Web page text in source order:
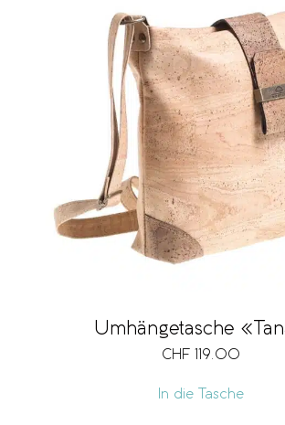
Umhängetasche
CHF 119.00
In die Tasche